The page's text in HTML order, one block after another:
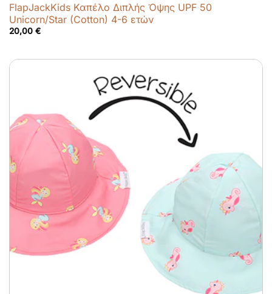
FlapJackKids Καπέλο Διπλής Όψης UPF 50
Unicorn/Star (Cotton) 4-6 ετών
20,00 €